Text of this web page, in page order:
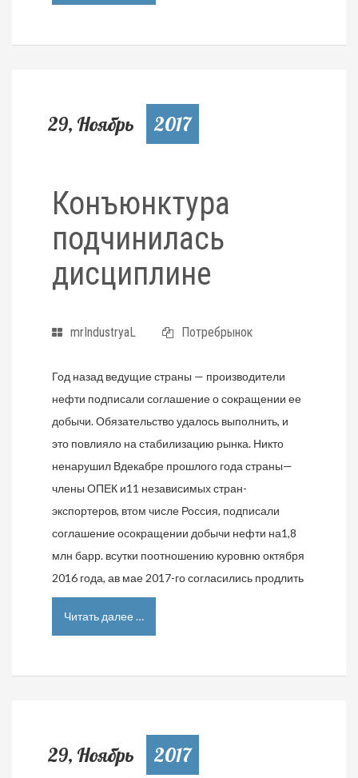
29, Ноябрь 2017
Конъюнктура
подчинилась
дисциплине
mrIndustryaL Потребрынок
Год назад ведущие страны — производители
нефти подписали соглашение о сокращении ее
добычи. Обязательство удалось выполнить, и
это повлияло на стабилизацию рынка. Никто
ненарушил Вдекабре прошлого года страны—
члены ОПЕК и11 независимых стран-
экспортеров, втом числе Россия, подписали
соглашение осокращении добычи нефти на1,8
млн барр. всутки поотношению куровню октября
2016 года, ав мае 2017-го согласились продлить
Читать далее …
29, Ноябрь 2017